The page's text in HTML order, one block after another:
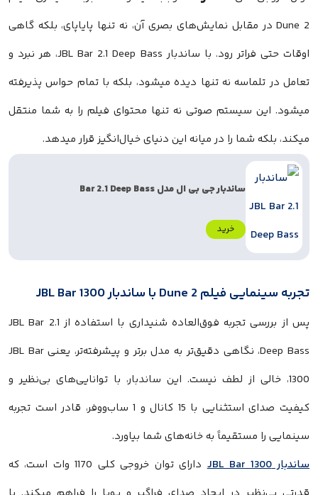
Dune 2 در مقابل نمایش‌های بصری آن، نه تنها پایاپای، بلکه گاهی
اوقات حتی فراتر رود. با ساندبار JBL Bar 2.1 Deep Bass، هر نبرد و
تعامل در تلماسه نه تنها دیده میشود، بلکه با تمام حواس پذیرفته
میشود. این سیستم صوتی نه تنها محتوای فیلم را به شما منتقل
میکند، بلکه شما را در میانه این دنیای خیال‌انگیز قرار میدهد.
ساندبار جی بی ال مدل Bar 2.1 Deep Bass
خرید
تجربه سینمایی فیلم Dune 2 با ساندبار JBL Bar 1300
پس از بررسی تجربه فوق‌العاده شنیداری با استفاده از JBL Bar 2.1
Deep Bass، نگاهی دقیق‌تر به مدل برتر و پیشرفته‌تر، یعنی JBL Bar
1300، خالی از لطف نیست. این ساندبار، با توانایی‌های بی‌نظیر و
کیفیت صدای استثنایی با 15 کانال و 1 ساب‌ووفر، قادر است تجربه
سینمایی را مستقیماً به خانه‌های شما بیاورد.
ساندبار JBL Bar 1300
دارای توان خروجی کلی 1170 وات است، که